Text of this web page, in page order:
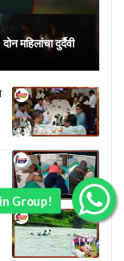
महिलांचा दुर्दैवी
Group!